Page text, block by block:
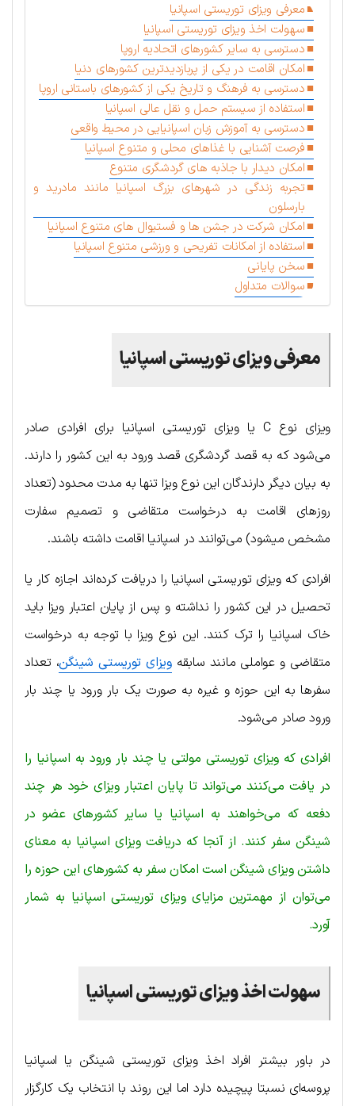
معرفی ویزای توریستی اسپانیا
سهولت اخذ ویزای توریستی اسپانیا
دسترسی به سایر کشورهای اتحادیه اروپا
امکان اقامت در یکی از پربازدیدترین کشورهای دنیا
دسترسی به فرهنگ و تاریخ یکی از کشورهای باستانی اروپا
استفاده از سیستم حمل و نقل عالی اسپانیا
دسترسی به آموزش زبان اسپانیایی در محیط واقعی
فرصت آشنایی با غذاهای محلی و متنوع اسپانیا
امکان دیدار با جاذبه های گردشگری متنوع
تجربه زندگی در شهرهای بزرگ اسپانیا مانند مادرید و
بارسلون
امکان شرکت در جشن ها و فستیوال های متنوع اسپانیا
استفاده از امکانات تفریحی و ورزشی متنوع اسپانیا
سخن پایانی
سوالات متداول
معرفی ویزای توریستی اسپانیا
ویزای نوع C یا ویزای توریستی اسپانیا برای افرادی صادر
می‌شود که به قصد گردشگری قصد ورود به این کشور را دارند.
به بیان دیگر دارندگان این نوع ویزا تنها به مدت محدود (تعداد
روزهای اقامت به درخواست متقاضی و تصمیم سفارت
مشخص می‎شود) می‌توانند در اسپانیا اقامت داشته باشند.
افرادی که ویزای توریستی اسپانیا را دریافت کرده‌اند اجازه کار یا
تحصیل در این کشور را نداشته و پس از پایان اعتبار ویزا باید
خاک اسپانیا را ترک کنند. این نوع ویزا با توجه به درخواست
متقاضی و عواملی مانند سابقهویزای توریستی شینگن، تعداد
سفرها به این حوزه و غیره به صورت یک بار ورود یا چند بار
ورود صادر می‌شود.
افرادی که ویزای توریستی مولتی یا چند بار ورود به اسپانیا را
در یافت می‌کنند می‌تواند تا پایان اعتبار ویزای خود هر چند
دفعه که می‌خواهند به اسپانیا یا سایر کشورهای عضو در
شینگن سفر کنند. از آنجا که دریافت ویزای اسپانیا به معنای
داشتن ویزای شینگن است امکان سفر به کشورهای این حوزه را
می‌توان از مهمترین مزایای ویزای توریستی اسپانیا به شمار
آورد.
سهولت اخذ ویزای توریستی اسپانیا
در باور بیشتر افراد اخذ ویزای توریستی شینگن یا اسپانیا
پروسه‌ای نسبتا پیچیده دارد اما این روند با انتخاب یک کارگزار